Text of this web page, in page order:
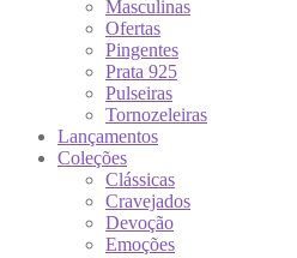
Masculinas
Ofertas
Pingentes
Prata 925
Pulseiras
Tornozeleiras
Lançamentos
Coleções
Clássicas
Cravejados
Devoção
Emoções